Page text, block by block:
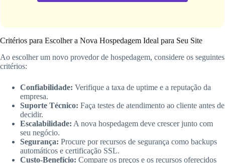
Critérios para Escolher a Nova Hospedagem Ideal para Seu Site
Ao escolher um novo provedor de hospedagem, considere os seguintes
critérios:
Confiabilidade: Verifique a taxa de uptime e a reputação da
empresa.
Suporte Técnico: Faça testes de atendimento ao cliente antes de
decidir.
Escalabilidade: A nova hospedagem deve crescer junto com
seu negócio.
Segurança: Procure por recursos de segurança como backups
automáticos e certificação SSL.
Custo-Benefício: Compare os preços e os recursos oferecidos